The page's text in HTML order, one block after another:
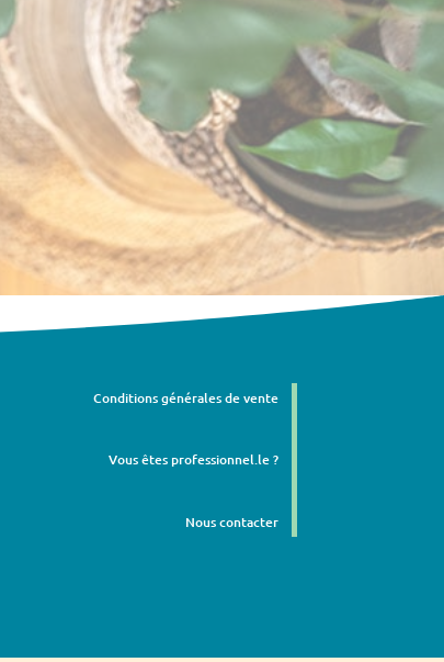
Conditions générales de vente
Vous êtes professionnel.le ?
Nous contacter